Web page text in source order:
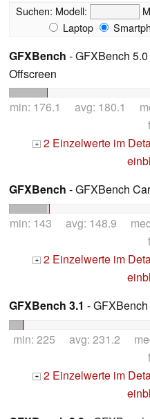
Suchen: Modell:
Laptop
GFXBench - GFXBench
Offscreen
min: 176.1 avg: 180.1
+ 2 Einzelwerte im
GFXBench - GFXBench
min: 143 avg: 148.9
+ 2 Einzelwerte im
GFXBench 3.1 -
min: 225 avg: 231.2
+ 2 Einzelwerte im